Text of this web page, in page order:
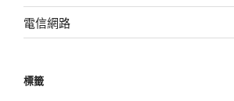
電信網路
標籤